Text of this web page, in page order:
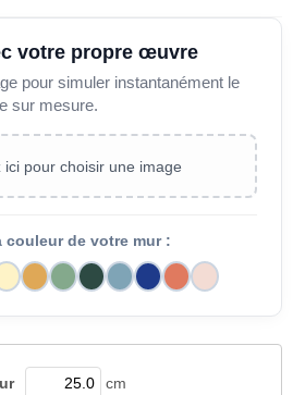
votre propre œuvre
pour simuler instantanément le
sur mesure.
ici pour choisir une image
couleur de votre mur :
cm